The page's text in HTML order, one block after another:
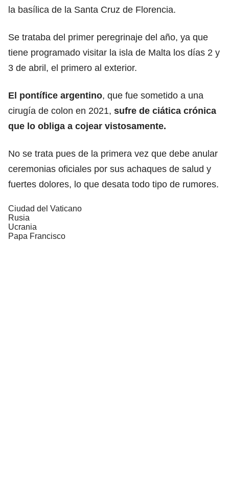
la basílica de la Santa Cruz de Florencia.
Se trataba del primer peregrinaje del año, ya que
tiene programado visitar la isla de Malta los días 2 y
3 de abril, el primero al exterior.
El pontífice argentino, que fue sometido a una
cirugía de colon en 2021, sufre de ciática crónica
que lo obliga a cojear vistosamente.
No se trata pues de la primera vez que debe anular
ceremonias oficiales por sus achaques de salud y
fuertes dolores, lo que desata todo tipo de rumores.
Ciudad del Vaticano
Rusia
Ucrania
Papa Francisco